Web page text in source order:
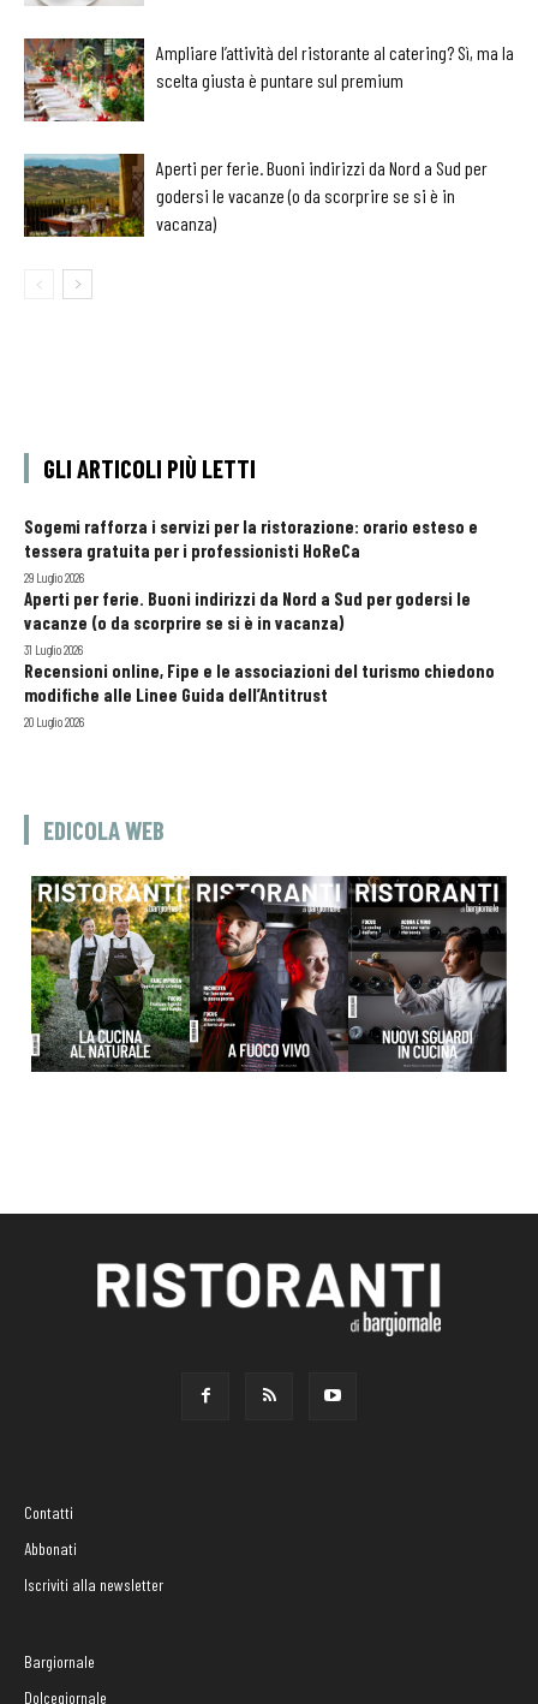
Ampliare l’attività del ristorante al catering? Sì, ma la
scelta giusta è puntare sul premium
Aperti per ferie. Buoni indirizzi da Nord a Sud per
godersi le vacanze (o da scorprire se si è in
vacanza)
GLI ARTICOLI PIÙ LETTI
Sogemi rafforza i servizi per la ristorazione: orario esteso e
tessera gratuita per i professionisti HoReCa
29 Luglio 2026
Aperti per ferie. Buoni indirizzi da Nord a Sud per godersi le
vacanze (o da scorprire se si è in vacanza)
31 Luglio 2026
Recensioni online, Fipe e le associazioni del turismo chiedono
modifiche alle Linee Guida dell’Antitrust
20 Luglio 2026
EDICOLA WEB
Contatti
Abbonati
Iscriviti alla newsletter
Bargiornale
Dolcegiornale